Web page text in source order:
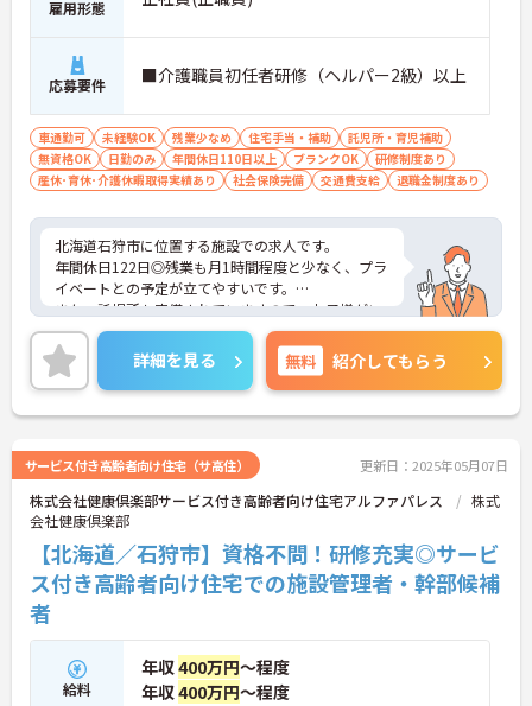
雇用形態
応募要件 ■介護職員初任者研修（ヘルパー2級）以上
車通勤可 未経験OK 残業少なめ 住宅手当・補助
託児所・育児補助
無資格OK
日勤のみ 年間休日110日以上 ブランクOK
研修制度あり
産休･育休･介護休暇取得実績あり
社会保険完備 交通費支給 退職金制度あり
北海道石狩市に位置する施設での求人です。
年間休日122日◎残業も月1時間程度と少なく、プラ
イベートとの予定が立てやすいです。
また、託児所も完備されていますので、お子様がい
らっしゃる方でも安心してご就業していただけま
す。
ご興味ある方には、面接対策ポイントなど、さらに
詳細をお話しいたしますのでお気軽にご相談くださ
い。
詳細を見る 無料 紹介してもらう
サービス付き高齢者向け住宅（サ高住） 更新日：2025年05月07日
株式会社健康倶楽部サービス付き高齢者向け住宅アルファパレス
株式
会社健康倶楽部
【北海道／石狩市】資格不問！研修充実◎サービ
ス付き高齢者向け住宅での施設管理者・幹部候補
者
給料
年収400万円～程度
年収400万円～程度